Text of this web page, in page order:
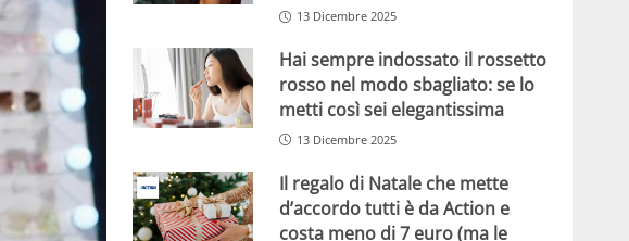
13 Dicembre 2025
Hai sempre indossato il rossetto
rosso nel modo sbagliato: se lo
metti così sei elegantissima
13 Dicembre 2025
Il regalo di Natale che mette
d’accordo tutti è da Action e
costa meno di 7 euro (ma le